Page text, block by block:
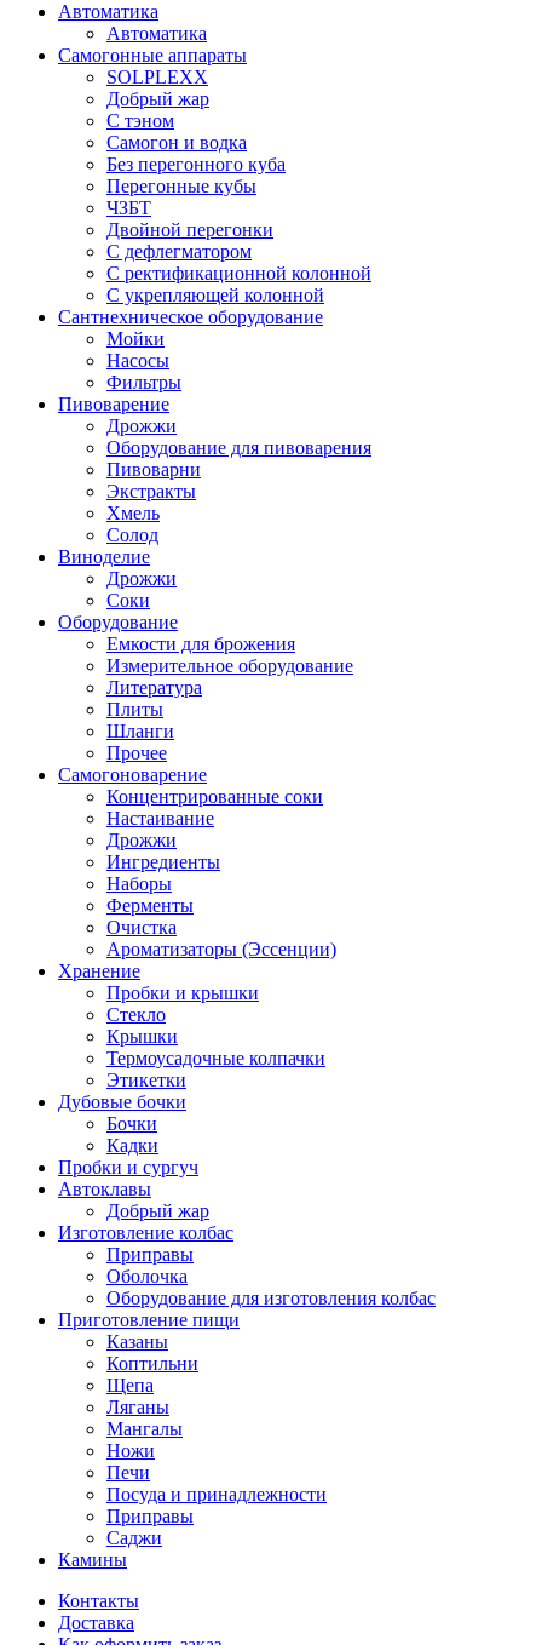
Автоматика
Автоматика
Самогонные аппараты
SOLPLEXX
Добрый жар
С тэном
Самогон и водка
Без перегонного куба
Перегонные кубы
ЧЗБТ
Двойной перегонки
С дефлегматором
С ректификационной колонной
С укрепляющей колонной
Сантнехническое оборудование
Мойки
Насосы
Фильтры
Пивоварение
Дрожжи
Оборудование для пивоварения
Пивоварни
Экстракты
Хмель
Солод
Виноделие
Дрожжи
Соки
Оборудование
Емкости для брожения
Измерительное оборудование
Литература
Плиты
Шланги
Прочее
Самогоноварение
Концентрированные соки
Настаивание
Дрожжи
Ингредиенты
Наборы
Ферменты
Очистка
Ароматизаторы (Эссенции)
Хранение
Пробки и крышки
Стекло
Крышки
Термоусадочные колпачки
Этикетки
Дубовые бочки
Бочки
Кадки
Пробки и сургуч
Автоклавы
Добрый жар
Изготовление колбас
Приправы
Оболочка
Оборудование для изготовления колбас
Приготовление пищи
Казаны
Коптильни
Щепа
Ляганы
Мангалы
Ножи
Печи
Посуда и принадлежности
Приправы
Саджи
Камины
Контакты
Доставка